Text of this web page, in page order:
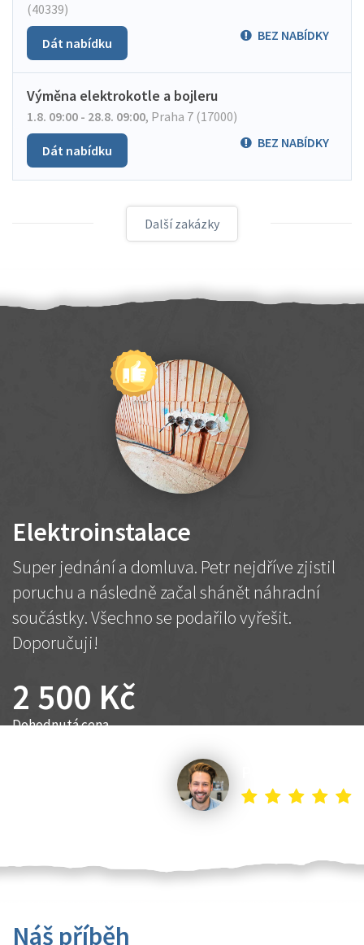
(40339)
BEZ NABÍDKY
Dát nabídku
Výměna elektrokotle a bojleru
1.8. 09:00 - 28.8. 09:00, Praha 7 (17000)
BEZ NABÍDKY
Dát nabídku
Další zakázky
Elektroinstalace
Super jednání a domluva. Petr nejdříve zjistil
poruchu a následně začal shánět náhradní
součástky. Všechno se podařilo vyřešit.
Doporučuji!
2 500 Kč
Dohodnutá cena
Náš příběh